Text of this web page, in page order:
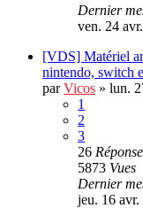
Dernier
ven. 24
[VDS] Matériel
nintendo, switch
parVicos » lun.
1
2
3
26
5873 Vues
Dernier
jeu. 16